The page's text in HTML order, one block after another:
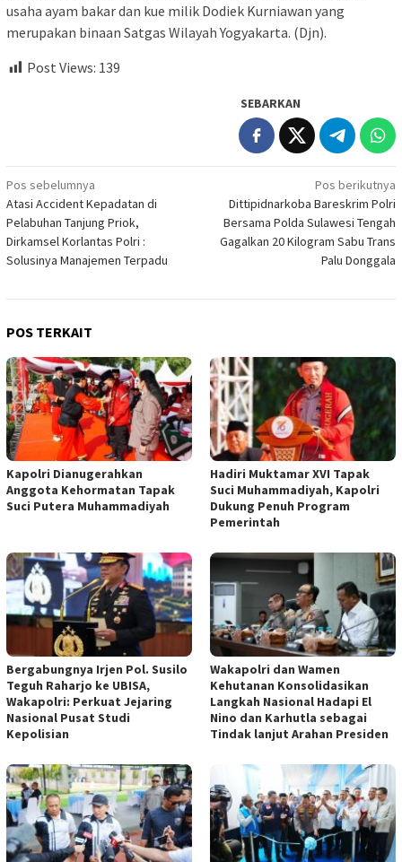
usaha ayam bakar dan kue milik Dodiek Kurniawan yang
merupakan binaan Satgas Wilayah Yogyakarta. (Djn).
Post Views: 139
SEBARKAN
Navigasi
pos
Pos sebelumnya
Atasi Accident Kepadatan di
Pelabuhan Tanjung Priok,
Dirkamsel Korlantas Polri :
Solusinya Manajemen Terpadu
Pos berikutnya
Dittipidnarkoba Bareskrim Polri
Bersama Polda Sulawesi Tengah
Gagalkan 20 Kilogram Sabu Trans
Palu Donggala
POS TERKAIT
Kapolri Dianugerahkan
Anggota Kehormatan Tapak
Suci Putera Muhammadiyah
Hadiri Muktamar XVI Tapak
Suci Muhammadiyah, Kapolri
Dukung Penuh Program
Pemerintah
Bergabungnya Irjen Pol. Susilo
Teguh Raharjo ke UBISA,
Wakapolri: Perkuat Jejaring
Nasional Pusat Studi
Kepolisian
Wakapolri dan Wamen
Kehutanan Konsolidasikan
Langkah Nasional Hadapi El
Nino dan Karhutla sebagai
Tindak lanjut Arahan Presiden